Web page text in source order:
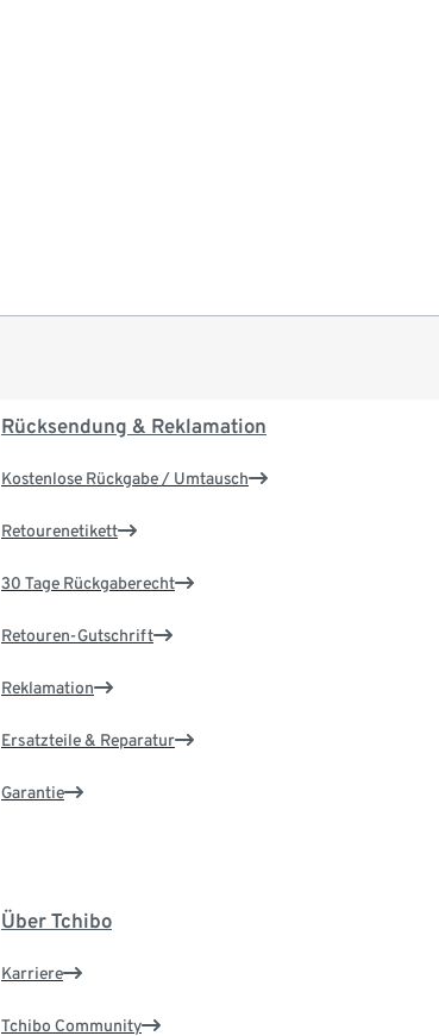
Rücksendung & Reklamation
Kostenlose Rückgabe / Umtausch
Retourenetikett
30 Tage Rückgaberecht
Retouren-Gutschrift
Reklamation
Ersatzteile & Reparatur
Garantie
Über Tchibo
Karriere
Tchibo Community